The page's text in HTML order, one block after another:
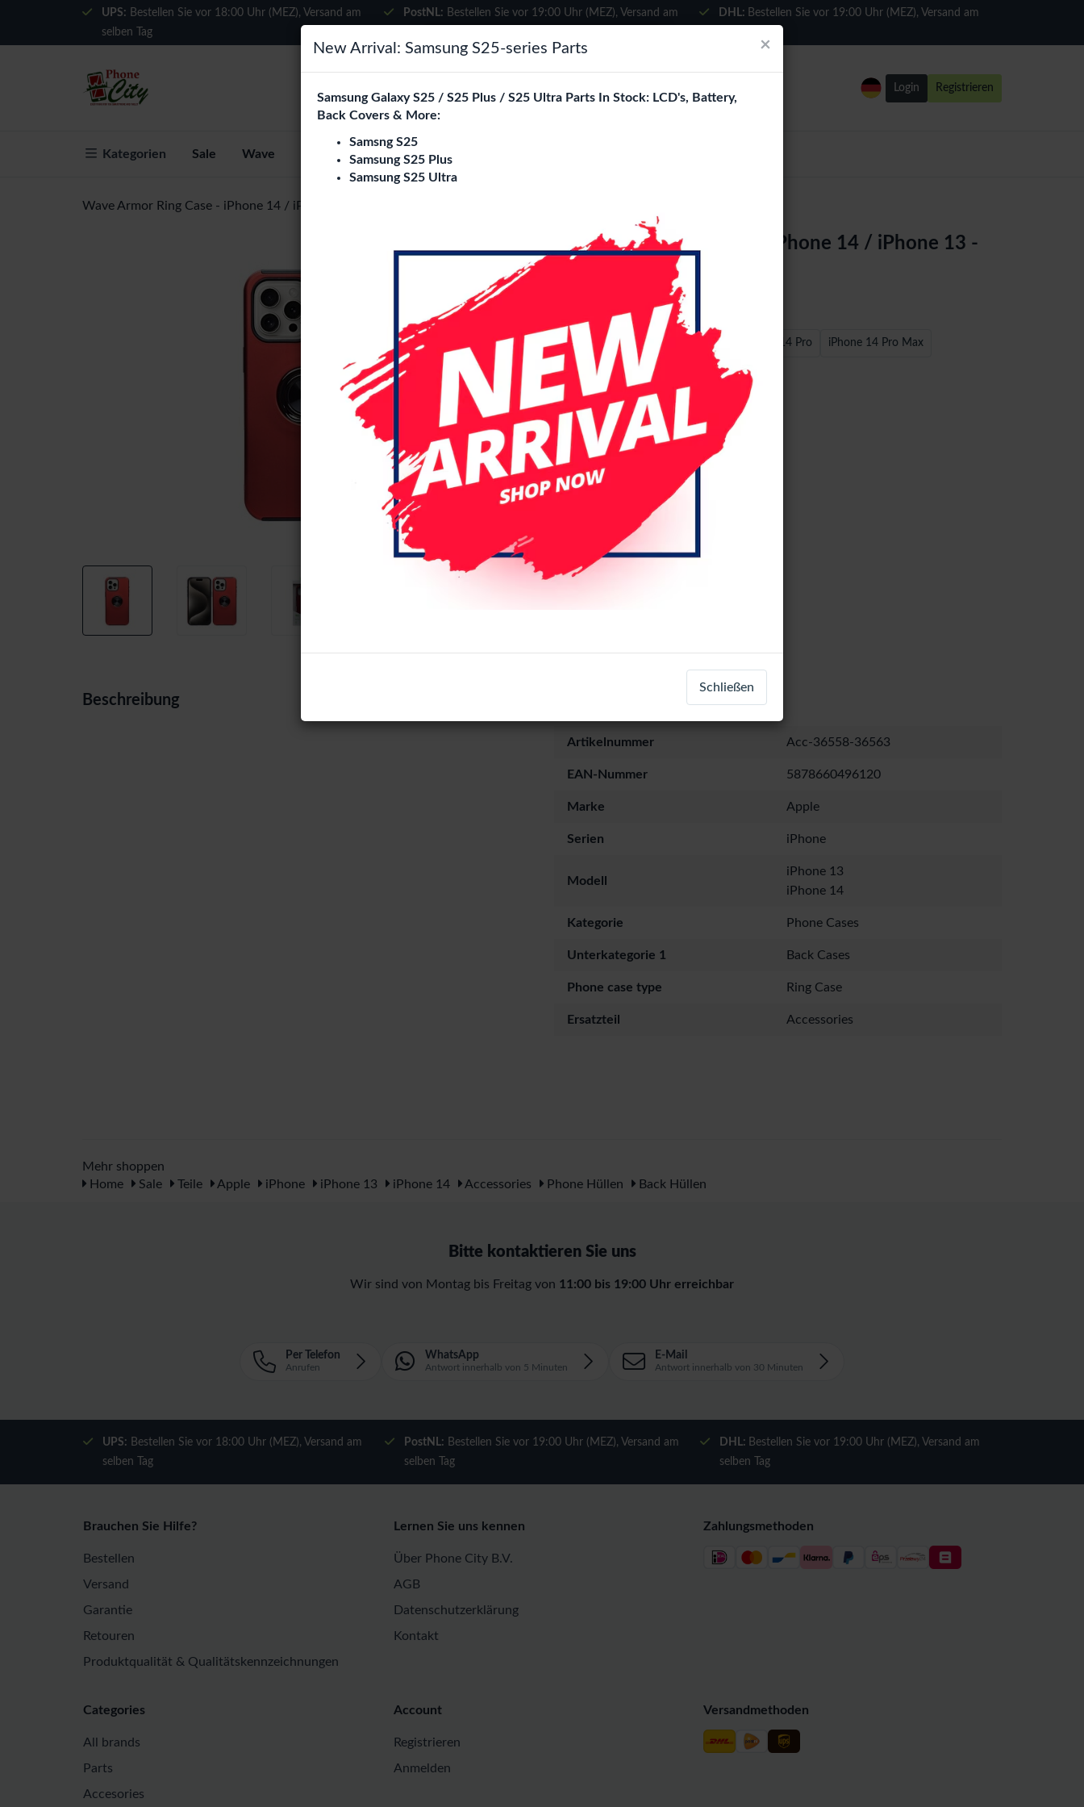
Wählen Sie Ihre Sprache
Es sieht so aus, als wären Sie in
Vereinigte Staaten
UPS: Bestellen Sie vor 18:00 Uhr (MEZ), Versand am
selben Tag
PostNL: Bestellen Sie vor 19:00 Uhr (MEZ), Versand am
DHL: Bestellen Sie vor 19:00 Uhr (MEZ), Versand am
Login Registrieren
Kategorien Sale Wave Über Phone City Blogs
Wave Armor Ring Case - iPhone 14 / iPhone 13 - Red
Wave Armor Ring Case - iPhone 14 / iPhone 13 -
iPhone 14 / 13 iPhone 14 Plus iPhone 14 Pro iPhone 14 Pro Max
Farbe
Black Green Pink Purple Red
Login Registrieren
Beschreibung
Artikelnummer Acc-36558-36563
EAN-Nummer 5878660496120
Marke Apple
Serien iPhone
Modell
iPhone 13
iPhone 14
Kategorie Phone Cases
Unterkategorie 1 Back Cases
Phone case type Ring Case
Ersatzteil Accessories
Mehr shoppen
Home
Sale Teile Apple iPhone iPhone 13 iPhone 14 Accessories Phone Hüllen Back Hüllen
Bitte kontaktieren Sie uns
Wir sind von Montag bis Freitag von 11:00 bis 19:00 Uhr erreichbar
Per Telefon
Anrufen
WhatsApp
Antwort innerhalb von 5 Minuten
E-Mail
Antwort innerhalb von 30 Minuten
UPS: Bestellen Sie vor 18:00 Uhr (MEZ), Versand am
selben Tag
PostNL: Bestellen Sie vor 19:00 Uhr (MEZ), Versand am
selben Tag
DHL: Bestellen Sie vor 19:00 Uhr (MEZ), Versand am
selben Tag
Brauchen Sie Hilfe?
Bestellen
Versand
Garantie
Retouren
Produktqualität & Qualitätskennzeichnungen
Lernen Sie uns kennen
Über Phone City B.V.
AGB
Datenschutzerklärung
Kontakt
Zahlungsmethoden
Versandmethoden
Categories
All brands
Parts
Accesories
Account
Registrieren
Anmelden
×
New Arrival: Samsung S25-series Parts
Samsung Galaxy S25 / S25 Plus / S25 Ultra Parts In Stock: LCD's, Battery,
Back Covers & More:
Samsng S25
Samsung S25 Plus
Samsung S25 Ultra
Schließen